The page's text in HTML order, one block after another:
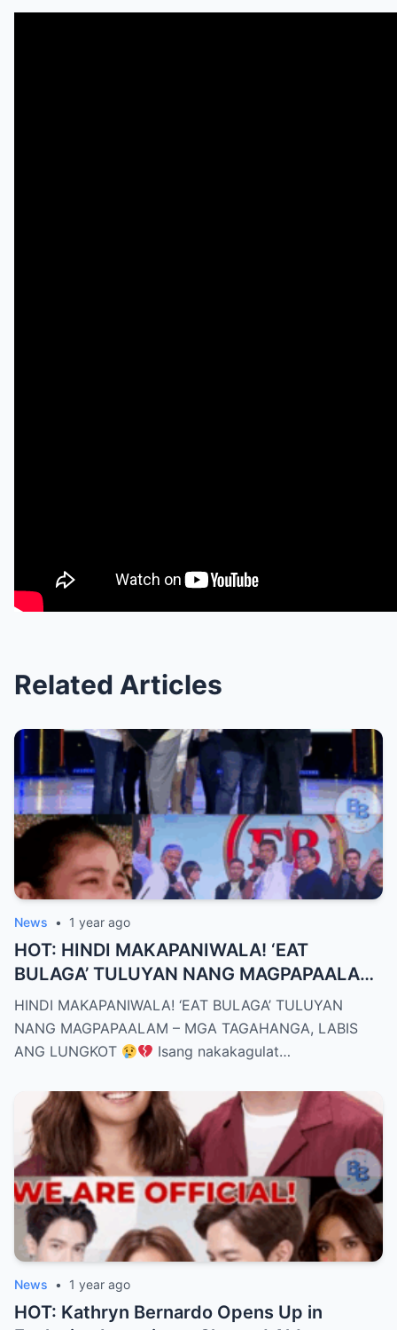
Related Articles
News • 1 year ago
HOT: HINDI MAKAPANIWALA! ‘EAT
BULAGA’ TULUYAN NANG MAGPAPAALAM
– MGA TAGAHANGA, LABIS ANG LUNGKOT
HINDI MAKAPANIWALA! ‘EAT BULAGA’ TULUYAN
NANG MAGPAPAALAM – MGA TAGAHANGA, LABIS
ANG LUNGKOT
Isang nakakagulat…
News • 1 year ago
HOT: Kathryn Bernardo Opens Up in